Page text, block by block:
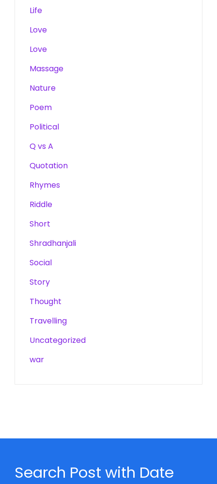
Life
Love
Love
Massage
Nature
Poem
Political
Q vs A
Quotation
Rhymes
Riddle
Short
Shradhanjali
Social
Story
Thought
Travelling
Uncategorized
war
Search Post with Date